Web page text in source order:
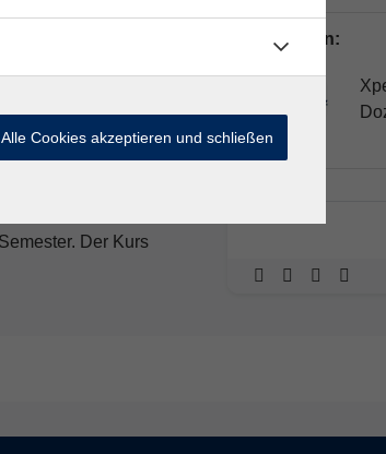
erhalten Sie
nach Kursstart
Bitte beachten Sie
Business-
erhalten Sie für
Der Kurs
Dozent*in:
Alle Cookies akzeptieren und schließen